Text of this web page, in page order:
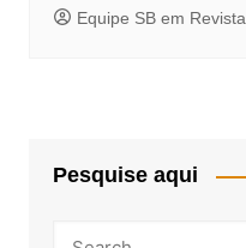
Equipe SB em Revista
Pesquise aqui